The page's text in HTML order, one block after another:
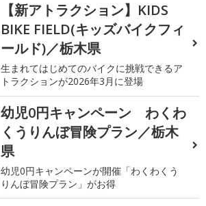
【新アトラクション】KIDS
BIKE FIELD(キッズバイクフィ
ールド)／栃木県
生まれてはじめてのバイクに挑戦できるア
トラクションが2026年3月に登場
幼児0円キャンペーン わくわ
くうりんぼ冒険プラン／栃木
県
幼児0円キャンペーンが開催「わくわくう
りんぼ冒険プラン」がお得